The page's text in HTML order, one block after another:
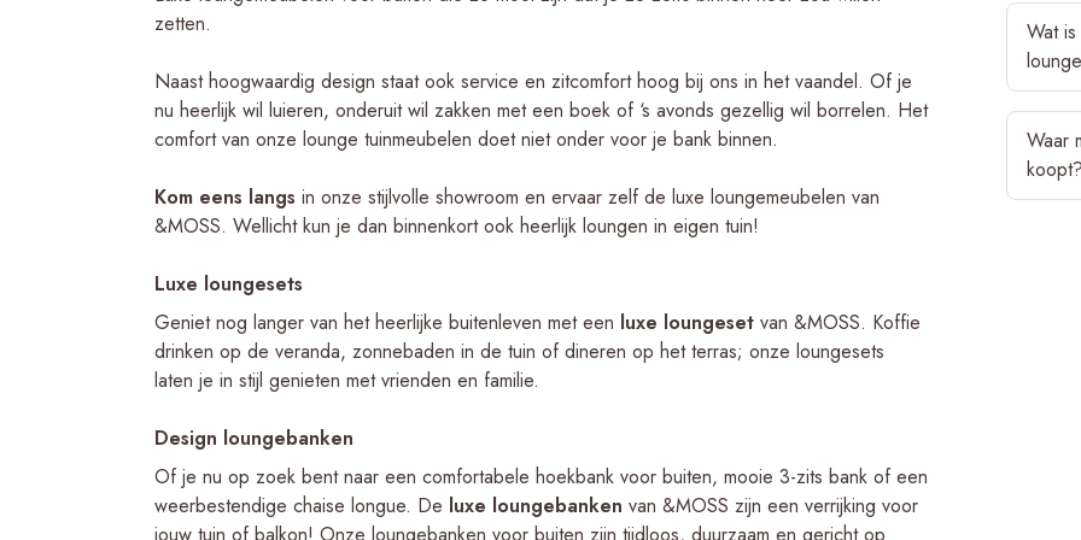
zetten.
Naast hoogwaardig design staat ook service en zitcomfort hoog bij ons in het vaandel. Of je
nu heerlijk wil luieren, onderuit wil zakken met een boek of ‘s avonds gezellig wil borrelen. Het
comfort van onze lounge tuinmeubelen doet niet onder voor je bank binnen.
Kom eens langs in onze stijlvolle showroom en ervaar zelf de luxe loungemeubelen van
&MOSS. Wellicht kun je dan binnenkort ook heerlijk loungen in eigen tuin!
Luxe loungesets
Geniet nog langer van het heerlijke buitenleven met een luxe loungeset van &MOSS. Koffie
drinken op de veranda, zonnebaden in de tuin of dineren op het terras; onze loungesets
laten je in stijl genieten met vrienden en familie.
Design loungebanken
Of je nu op zoek bent naar een comfortabele hoekbank voor buiten, mooie 3-zits bank of een
weerbestendige chaise longue. De luxe loungebanken van &MOSS zijn een verrijking voor
jouw tuin of balkon! Onze loungebanken voor buiten zijn tijdloos, duurzaam en gericht op
Als je
zomer
kiezen
per
is het
Wat
Hout is
het
Waar
koopt?